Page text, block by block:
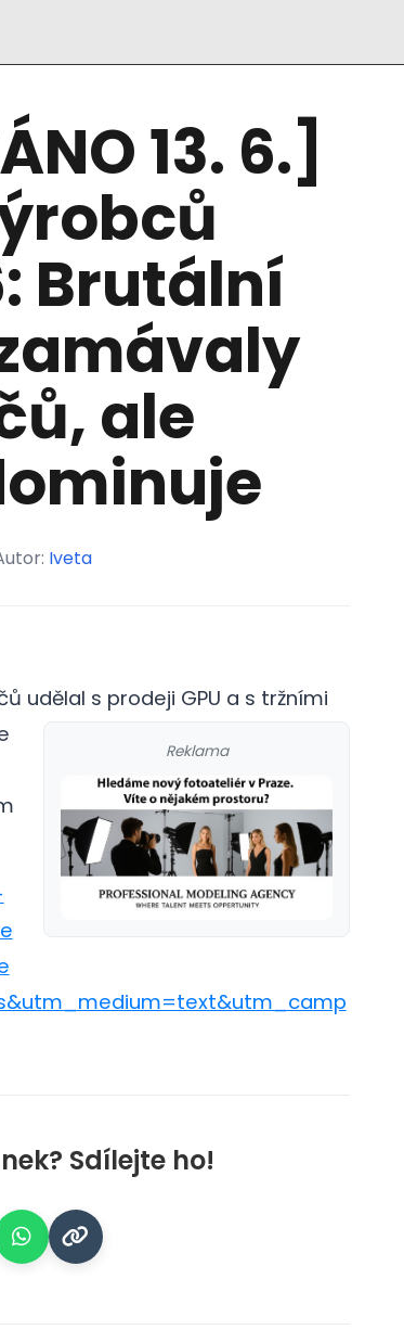
13. 6.]
Brutální
ale
Iveta
udělal s prodeji GPU a s tržními
Reklama
Sdílejte ho!